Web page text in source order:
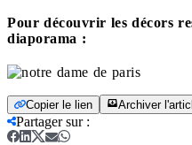
Pour découvrir les décors
diaporama :
Copier le lien Archiver
Partager sur: